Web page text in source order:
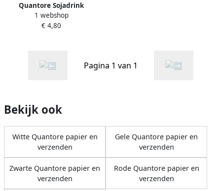
Quantore Sojadrink
Campina plantaardig pak 1
liter
1 webshop
€ 4,80
Pagina 1 van 1
Bekijk ook
Witte Quantore papier en
verzenden
Gele Quantore papier en
verzenden
Zwarte Quantore papier en
verzenden
Rode Quantore papier en
verzenden